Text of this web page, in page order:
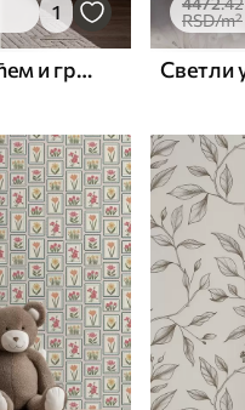
1
Деликатни украс са лишћем и грожђем
RSD/m²